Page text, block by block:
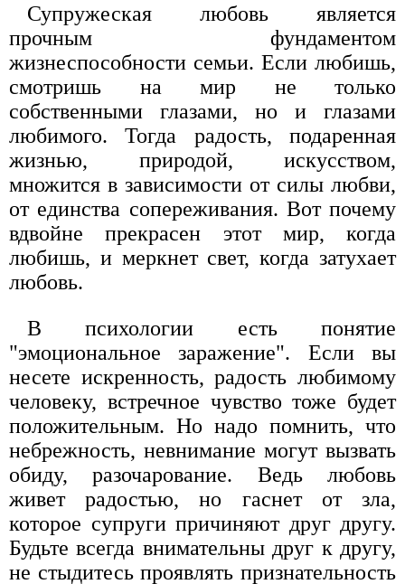
Супружеская любовь является
прочным фундаментом
жизнеспособности семьи. Если любишь,
смотришь на мир не только
собственными глазами, но и глазами
любимого. Тогда радость, подаренная
жизнью, природой, искусством,
множится в зависимости от силы любви,
от единства сопереживания. Вот почему
вдвойне прекрасен этот мир, когда
любишь, и меркнет свет, когда затухает
любовь.
В психологии есть понятие
"эмоциональное заражение". Если вы
несете искренность, радость любимому
человеку, встречное чувство тоже будет
положительным. Но надо помнить, что
небрежность, невнимание могут вызвать
обиду, разочарование. Ведь любовь
живет радостью, но гаснет от зла,
которое супруги причиняют друг другу.
Будьте всегда внимательны друг к другу,
не стыдитесь проявлять признательность